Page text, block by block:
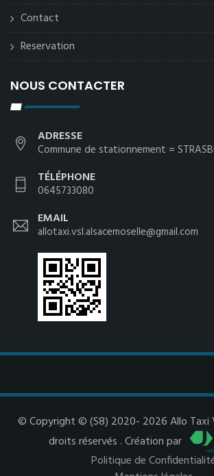
Contact
Reservation
NOUS CONTACTER
ADRESSE
Commune de stationnement =
TÉLÉPHONE
0645733080
EMAIL
allotaxi.vsl.alsacemoselle@gmail.com
© Copyright © (S8) 2020- 2026 Allo Taxi
droits réservés . Création par
Politique de